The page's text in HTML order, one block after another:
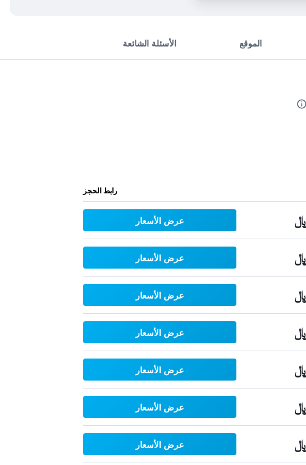
الموقع الأسئلة الشائعة
رابط الحجز
عرض الأسعار
عرض الأسعار
عرض الأسعار
عرض الأسعار
عرض الأسعار
عرض الأسعار
عرض الأسعار